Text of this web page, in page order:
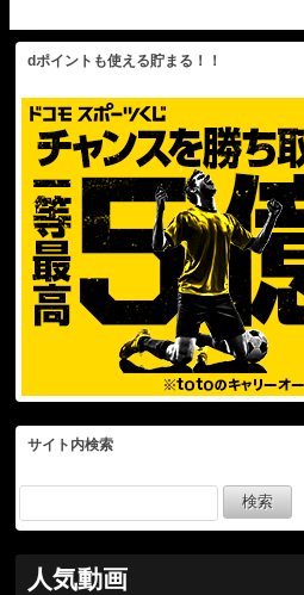
dポイントも使える貯まる！！
サイト内検索
人気動画